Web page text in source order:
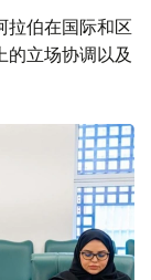
拉伯在国际和区
的立场协调以及